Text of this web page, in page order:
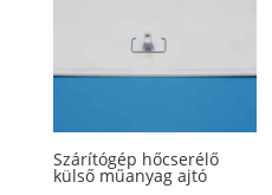
Szárítógép hőcserélő
külső műanyag ajtó